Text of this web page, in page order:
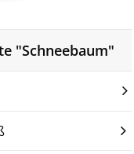
"Schneebaum"